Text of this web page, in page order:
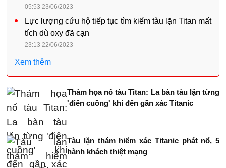
05:53 23/06/2023
Lực lượng cứu hộ tiếp tục tìm kiếm tàu lặn Titan mất
tích dù oxy đã cạn
23:13 22/06/2023
Xem thêm
Thảm họa nổ tàu Titan: La bàn tàu lặn từng
'điên cuồng' khi đến gần xác Titanic
Tàu lặn thám hiểm xác Titanic phát nổ, 5
hành khách thiệt mạng